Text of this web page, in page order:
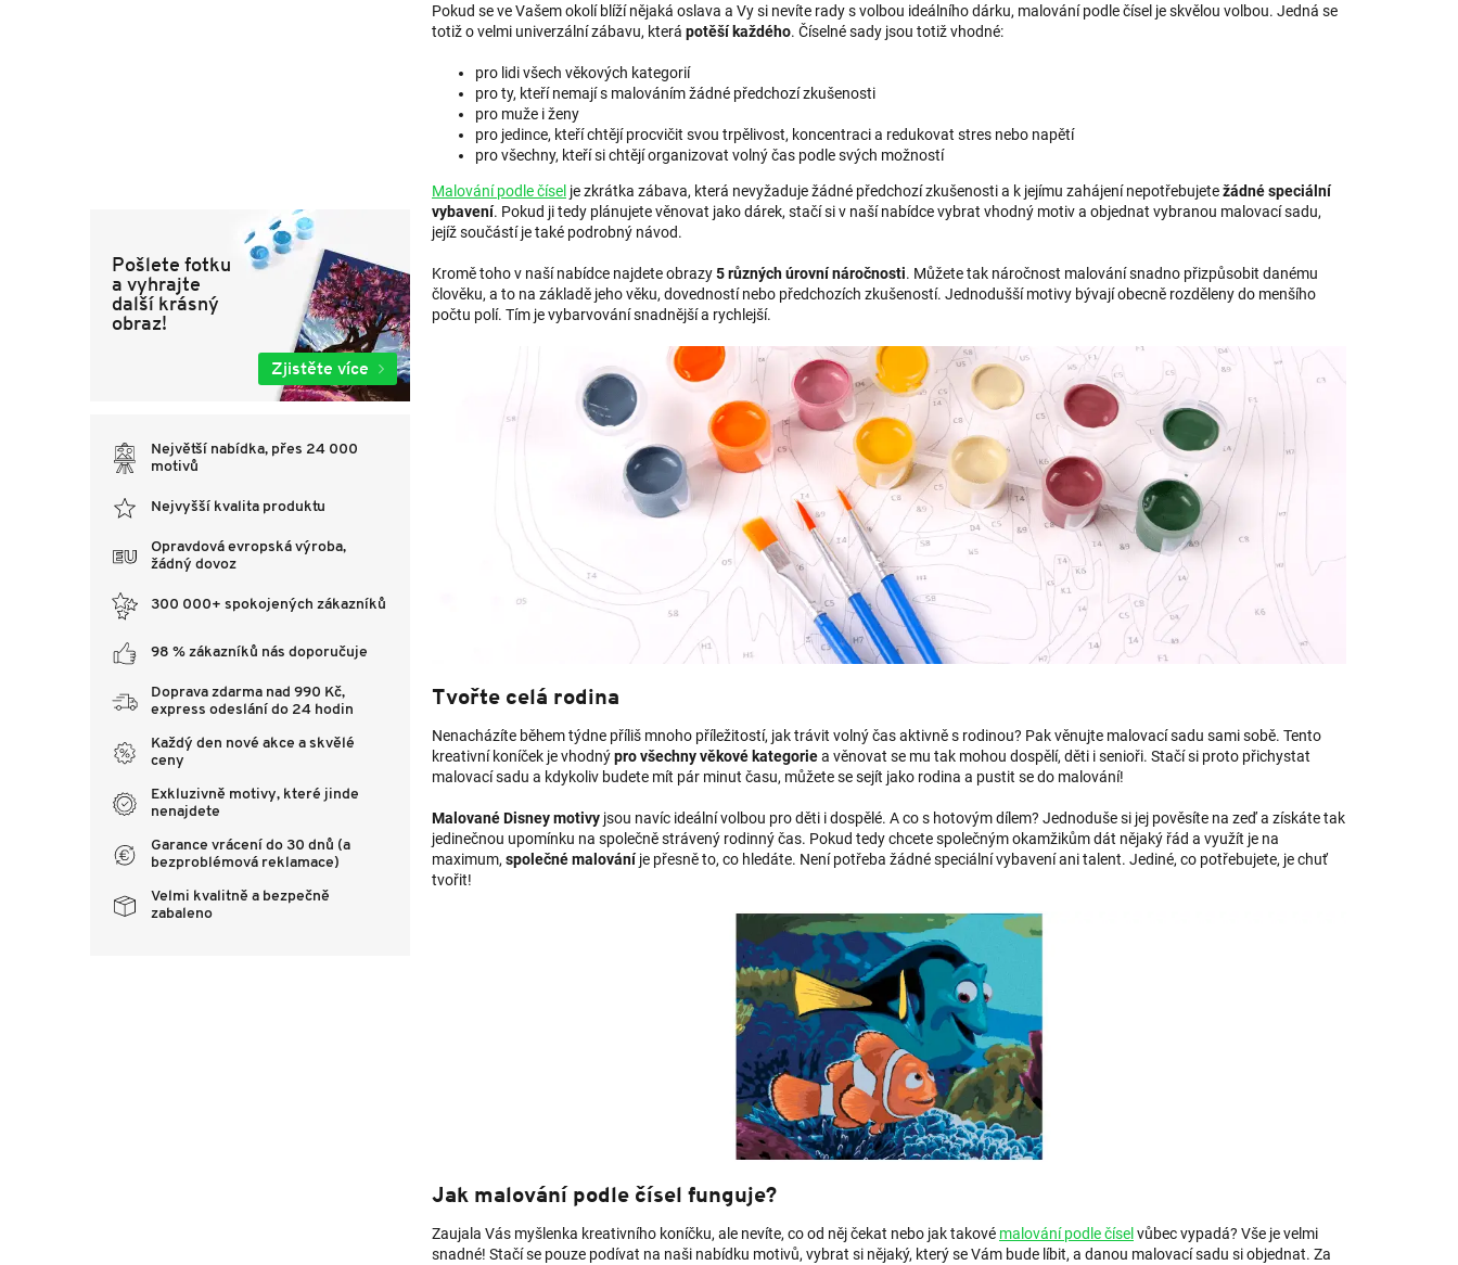
Pošlete fotku
a vyhrajte
další krásný
obraz!
Zjistěte více
Největší nabídka, přes 24 000
motivů
Nejvyšší kvalita produktu
Opravdová evropská výroba,
žádný dovoz
300 000+ spokojených zákazníků
98 % zákazníků nás doporučuje
Doprava zdarma nad 990 Kč,
express odeslání do 24 hodin
Každý den nové akce a skvělé
ceny
Exkluzivně motivy, které jinde
nenajdete
Garance vrácení do 30 dnů (a
bezproblémová reklamace)
Velmi kvalitně a bezpečně
zabaleno
Pokud se ve Vašem okolí blíží nějaká oslava a Vy si nevíte rady s volbou ideálního dárku, malování podle čísel je skvělou volbou. Jedná se
totiž o velmi univerzální zábavu, která potěší každého. Číselné sady jsou totiž vhodné:
pro lidi všech věkových kategorií
pro ty, kteří nemají s malováním žádné předchozí zkušenosti
pro muže i ženy
pro jedince, kteří chtějí procvičit svou trpělivost, koncentraci a redukovat stres nebo napětí
pro všechny, kteří si chtějí organizovat volný čas podle svých možností
Malování podle čísel je zkrátka zábava, která nevyžaduje žádné předchozí zkušenosti a k jejímu zahájení nepotřebujetežádné speciální
vybavení. Pokud ji tedy plánujete věnovat jako dárek, stačí si v naší nabídce vybrat vhodný motiv a objednat vybranou malovací sadu,
jejíž součástí je také podrobný návod.
Kromě toho v naší nabídce najdete obrazy5 různých úrovní náročnosti. Můžete tak náročnost malování snadno přizpůsobit danému
člověku, a to na základě jeho věku, dovedností nebo předchozích zkušeností. Jednodušší motivy bývají obecně rozděleny do menšího
počtu polí. Tím je vybarvování snadnější a rychlejší.
Tvořte celá rodina
Nenacházíte během týdne příliš mnoho příležitostí, jak trávit volný čas aktivně s rodinou? Pak věnujte malovací sadu sami sobě. Tento
kreativní koníček je vhodnýpro všechny věkové kategoriea věnovat se mu tak mohou dospělí, děti i senioři. Stačí si proto přichystat
malovací sadu a kdykoliv budete mít pár minut času, můžete se sejít jako rodina a pustit se do malování!
Malované Disney motivy jsou navíc ideální volbou pro děti i dospělé. A co s hotovým dílem? Jednoduše si jej pověsíte na zeď a získáte tak
jedinečnou upomínku na společně strávený rodinný čas. Pokud tedy chcete společným okamžikům dát nějaký řád a využít je na
maximum, společné malováníje přesně to, co hledáte. Není potřeba žádné speciální vybavení ani talent. Jediné, co potřebujete, je chuť
tvořit!
Jak malování podle čísel funguje?
Zaujala Vás myšlenka kreativního koníčku, ale nevíte, co od něj čekat nebo jak takové malování podle čísel vůbec vypadá? Vše je velmi
snadné! Stačí se pouze podívat na naši nabídku motivů, vybrat si nějaký, který se Vám bude líbit, a danou malovací sadu si objednat. Za